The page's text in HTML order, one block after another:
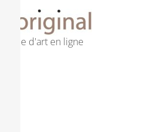
d'art en ligne